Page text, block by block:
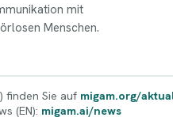
mit
Menschen.
finden Sie auf migam.org/
(EN): migam.ai/news